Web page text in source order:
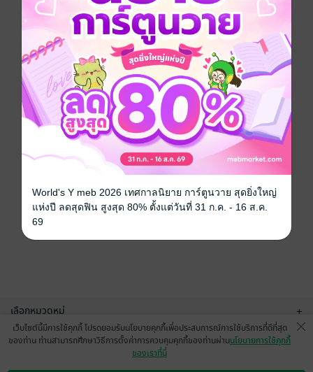
เลือกหมวดหมู่ +
บริการช่วยเหลือ
เว็บไซต์นี้มีการใช้คุกกี้ โปรดยอมรับนโยบายคุกกี้เพื่อประสบการณ์การใช้บริการที่ดีที่สุด
ของท่าน ท่านสามารถศึกษาวิธีการตั้งค่าการควบคุมคุกกี้ของท่านผ่านนโยบายการใช้คุกกี้
ของเราที่นี่
World's Y meb 2026 เทศกาลนิยาย การ์ตูนวาย สุดยิ่งใหญ่
แห่งปี ลดสุดฟิน สูงสุด 80% ตั้งแต่วันที่ 31 ก.ค. - 16 ส.ค.
69